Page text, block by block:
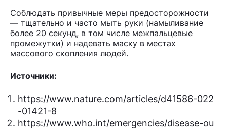
Соблюдать привычные меры предосторожности
— тщательно и часто мыть руки (намыливание
более 20 секунд, в том числе межпальцевые
промежутки) и надевать маску в местах
массового скопления людей.
Источники:
https://www.nature.com/articles/d41586-022
-01421-8
https://www.who.int/emergencies/disease-ou